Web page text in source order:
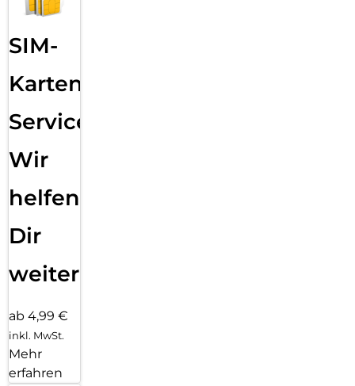
SIM-
Karten
Service:
Wir
helfen
Dir
weiter
ab 4,99 €
inkl. MwSt.
Mehr
erfahren